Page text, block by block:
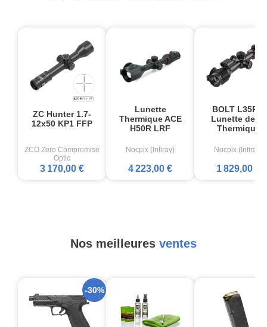
ZC Hunter 1.7-
12x50 KP1 FFP
ZCO Zero Compromise
Optic
3 170,00 €
Lunette
Thermique ACE
H50R LRF
Nocpix (Infiray)
4 223,00 €
BOLT L35R –
Lunette de tir
Thermique
Nocpix (Infiray)
1 829,00 €
Nos meilleures ventes
-30%